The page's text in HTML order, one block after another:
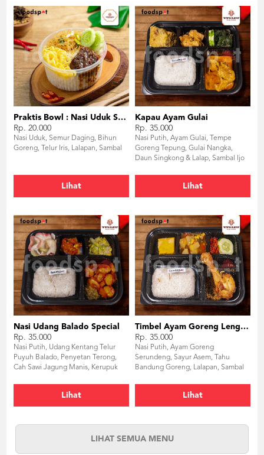
Praktis Bowl : Nasi Uduk Semur Daging
Rp. 20.000
Nasi Uduk, Semur Daging, Bihun
Goreng, Telur Iris, Lalapan, Sambal
Lihat
Kapau Ayam Gulai
Rp. 35.000
Nasi Putih, Ayam Gulai, Tempe
Goreng Tepung, Gulai Nangka,
Daun Singkong & Lalap, Sambal Ijo
Lihat
Nasi Udang Balado Special
Rp. 35.000
Nasi Putih, Udang Kentang Telur
Puyuh Balado, Penyetan Terong,
Cah Sawi Jagung Manis, Kerupuk
Lihat
Timbel Ayam Goreng Lengkuas
Rp. 35.000
Nasi Putih, Ayam Goreng
Serundeng, Sayur Asem, Tahu
Bandung Goreng, Lalapan, Sambal
Lihat
LIHAT SEMUA MENU